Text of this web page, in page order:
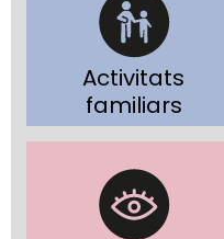
Activitats
familiars